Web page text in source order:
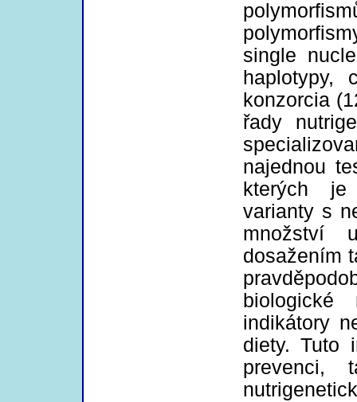
single
haplotypy,
konzorcia
řady
najednou
kterých je
varianty s
množství
dosažením
biologické
indikátory
diety. Tuto
prevenci,